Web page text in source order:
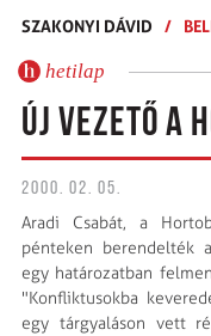
SZAKONYI DÁVID
/
hetilap
ÚJ VEZETŐ A
2000. 02. 05.
Aradi Csabát, a
pénteken berendelték
egy határozatban
"Konfliktusokba
egy tárgyaláson vett